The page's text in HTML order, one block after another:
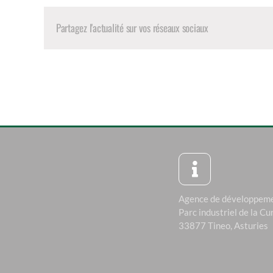
Partagez l'actualité sur vos réseaux sociaux
Agence de
Parc industriel de la
33877 Tineo, Asturies